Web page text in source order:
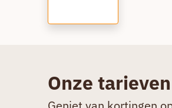
Onze